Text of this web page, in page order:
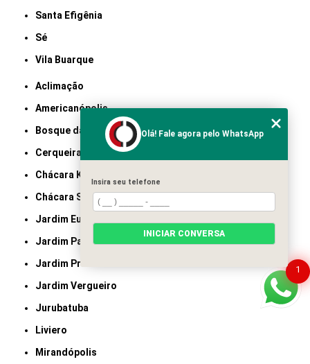
Santa Efigênia
Sé
Vila Buarque
Aclimação
Americanópolis
Bosque da Saúde
Cerqueira César
Chácara Klabin
Chácara Santo Antônio
Jardim Europa
Jardim Paulistano
Jardim Prudência
Jardim Vergueiro
Jurubatuba
Liviero
Mirandópolis
1
Olá! Fale agora pelo WhatsApp
Insira seu telefone
INICIAR CONVERSA